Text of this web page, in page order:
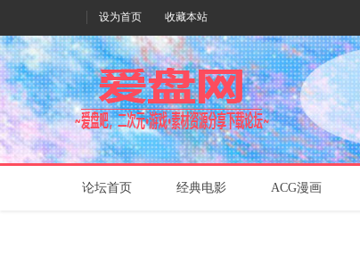
设为首页 收藏本站
论坛首页 经典电影 ACG漫画